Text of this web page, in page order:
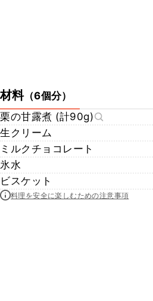
材料（6個分）
栗の甘露煮 (計90g)
生クリーム
ミルクチョコレート
氷水
ビスケット
料理を安全に楽しむための注意事項